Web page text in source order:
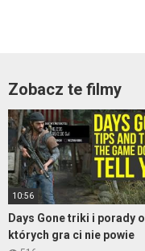
Zobacz te filmy
10:56
Days Gone triki i porady o
których gra ci nie powie